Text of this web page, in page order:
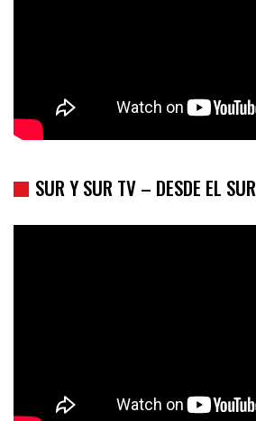
SUR Y SUR TV – DESDE EL SUR